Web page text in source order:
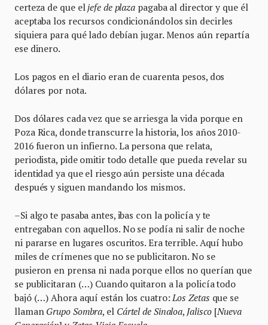
certeza de que el jefe de plaza pagaba al director y que él
aceptaba los recursos condicionándolos sin decirles
siquiera para qué lado debían jugar. Menos aún repartía
ese dinero.
Los pagos en el diario eran de cuarenta pesos, dos
dólares por nota.
Dos dólares cada vez que se arriesga la vida porque en
Poza Rica, donde transcurre la historia, los años 2010-
2016 fueron un infierno. La persona que relata,
periodista, pide omitir todo detalle que pueda revelar su
identidad ya que el riesgo aún persiste una década
después y siguen mandando los mismos.
–Si algo te pasaba antes, ibas con la policía y te
entregaban con aquellos. No se podía ni salir de noche
ni pararse en lugares oscuritos. Era terrible. Aquí hubo
miles de crímenes que no se publicitaron. No se
pusieron en prensa ni nada porque ellos no querían que
se publicitaran (…) Cuando quitaron a la policía todo
bajó (…) Ahora aquí están los cuatro: Los Zetas que se
llaman Grupo Sombra, el Cártel de Sinaloa, Jalisco [Nueva